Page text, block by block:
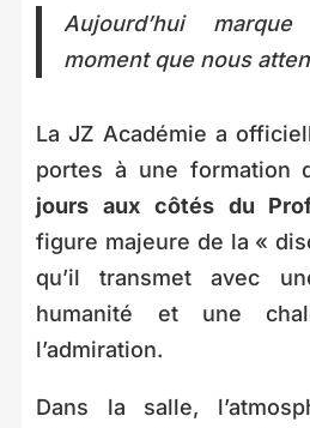
Aujourd’hui
moment que nous
La JZ Académie a
portes à une formation
jours aux côtés du
figure majeure de la «
qu’il transmet avec
humanité et une
l’admiration.
Dans la salle,